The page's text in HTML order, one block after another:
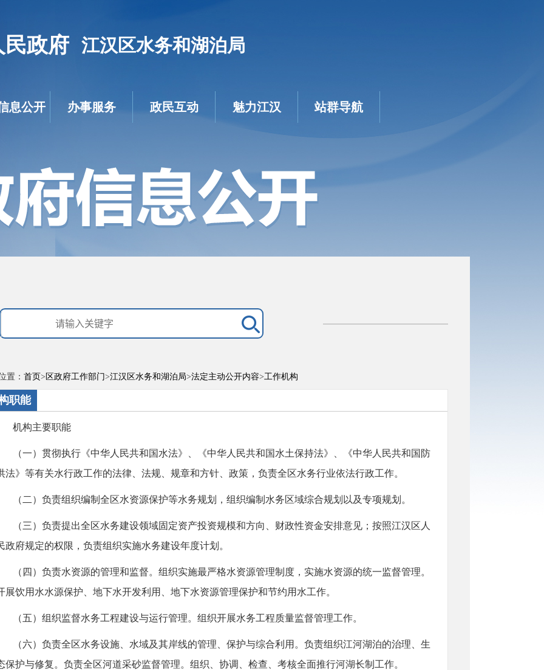
政府 江汉区水务和湖泊局
息公开 办事服务 政民互动 魅力江汉 站群导航
置： 首页> 区政府工作部门>江汉区水务和湖泊局>法定主动公开内容>工作机构
职能
机构主要职能
（一）贯彻执行《中华人民共和国水法》、《中华人民共和国水土保持法》、《中华人民共和国防
法》等有关水行政工作的法律、法规、规章和方针、政策，负责全区水务行业依法行政工作。
（二）负责组织编制全区水资源保护等水务规划，组织编制水务区域综合规划以及专项规划。
（三）负责提出全区水务建设领域固定资产投资规模和方向、财政性资金安排意见；按照江汉区人
政府规定的权限，负责组织实施水务建设年度计划。
（四）负责水资源的管理和监督。组织实施最严格水资源管理制度，实施水资源的统一监督管理。
展饮用水水源保护、地下水开发利用、地下水资源管理保护和节约用水工作。
（五）组织监督水务工程建设与运行管理。组织开展水务工程质量监督管理工作。
（六）负责全区水务设施、水域及其岸线的管理、保护与综合利用。负责组织江河湖泊的治理、生
保护与修复。负责全区河道采砂监督管理。组织、协调、检查、考核全面推行河湖长制工作。